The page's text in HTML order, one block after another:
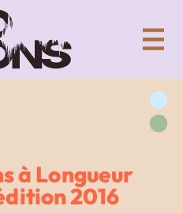
à Longueur
2016